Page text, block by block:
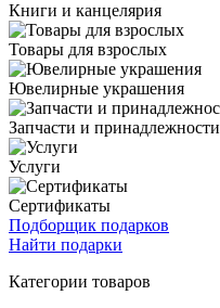
Книги и канцелярия
Товары для взрослых
Ювелирные украшения
Запчасти и принадлежности
Услуги
Сертификаты
Подборщик подарков
Найти подарки
Категории товаров